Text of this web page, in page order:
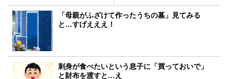
「母親がふざけて作ったうちの墓」見てみる
と…すげえええ！
刺身が食べたいという息子に「買っておいで」
と財布を渡すと…え